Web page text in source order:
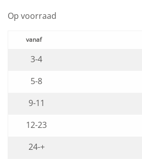
Op voorraad
3-4
5-8
9-11
12-23
24-+